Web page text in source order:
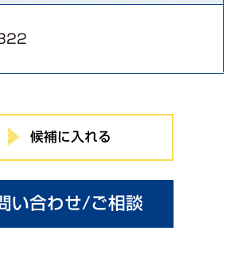
候補に入れる
い合わせ/ご相談